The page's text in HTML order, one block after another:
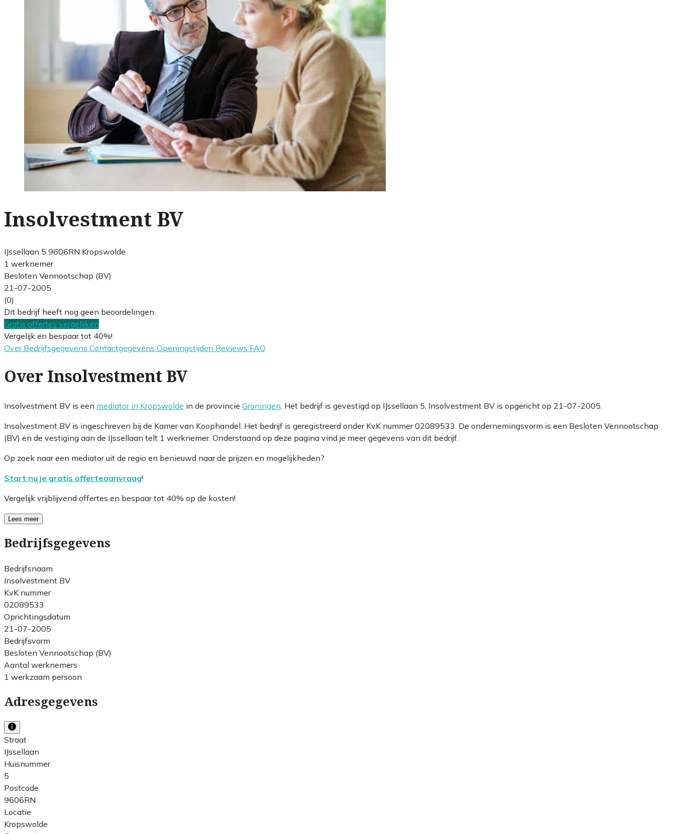
Insolvestment BV
IJssellaan 5 9606RN Kropswolde
1 werknemer
Besloten Vennootschap (BV)
21-07-2005
(0)
Dit bedrijf heeft nog geen beoordelingen.
Gratis offertes vergelijken
Vergelijk en bespaar tot 40%!
Over Bedrijfsgegevens Contactgegevens Openingstijden Reviews FAQ
Over Insolvestment BV
Insolvestment BV is een mediator in Kropswolde in de provincie Groningen . Het bedrijf is gevestigd op IJssellaan 5. Insolvestment BV is opgericht op 21-07-2005.
Insolvestment BV is ingeschreven bij de Kamer van Koophandel. Het bedrijf is geregistreerd onder KvK nummer 02089533. De ondernemingsvorm is een Besloten Vennootschap
(BV) en de vestiging aan de IJssellaan telt 1 werknemer. Onderstaand op deze pagina vind je meer gegevens van dit bedrijf.
Op zoek naar een mediator uit de regio en benieuwd naar de prijzen en mogelijkheden?
Start nu je gratis offerteaanvraag!
Vergelijk vrijblijvend offertes en bespaar tot 40% op de kosten!
Lees meer
Bedrijfsgegevens
Bedrijfsnaam
Insolvestment BV
KvK nummer
02089533
Oprichtingsdatum
21-07-2005
Bedrijfsvorm
Besloten Vennootschap (BV)
Aantal werknemers
1 werkzaam persoon
Adresgegevens
Straat
IJssellaan
Huisnummer
5
Postcode
9606RN
Locatie
Kropswolde